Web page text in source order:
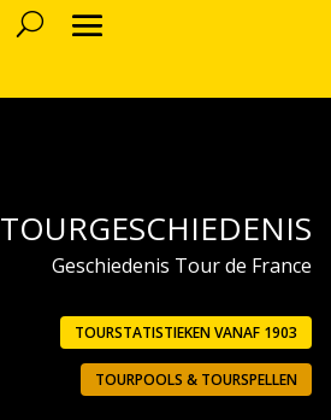
TOURGESCHIEDENIS
Geschiedenis Tour de France
TOURSTATISTIEKEN VANAF 1903
TOURPOOLS & TOURSPELLEN